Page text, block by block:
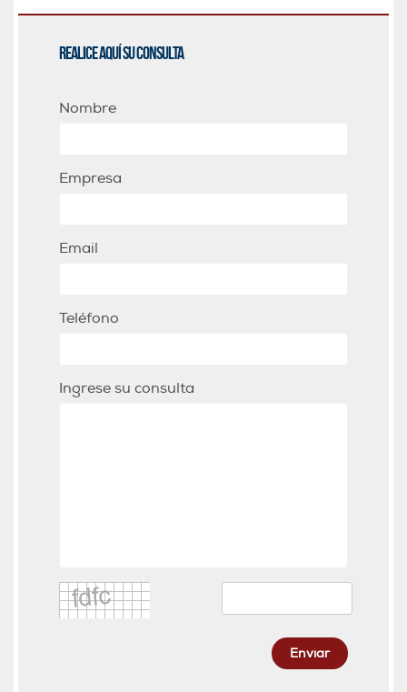
Realice aquí su consulta
Nombre
Empresa
Email
Teléfono
Ingrese su consulta
Enviar